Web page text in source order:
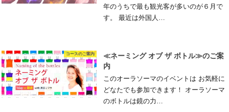
年のうちで最も観光客が多いのが６月で
す。 最近は外国人…
コースのご案内
≪ネーミング オブ ザ ボトル≫のご案
内
このオーラソーマのイベントは お気軽に
どなたでも参加できます！ オーラソーマ
のボトルは鏡の力…